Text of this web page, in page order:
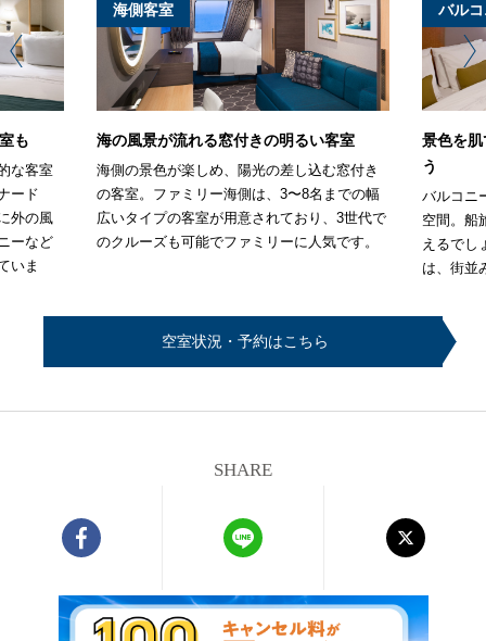
も
な客室
ード
外の風
ーなど
いま
海側客室
海の風景が流れる窓付きの明るい客室
海側の景色が楽しめ、陽光の差し込む窓付き
の客室。ファミリー海側は、3〜8名までの幅
広いタイプの客室が用意されており、3世代で
のクルーズも可能でファミリーに人気です。
バル
景色を
う
バルコニ
空間。船
えるでし
は、街並
空室状況・予約はこちら
SHARE